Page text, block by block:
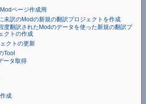
ページ作成用
未訳のModの新規の翻訳プロジェクトを作成
度翻訳されたModのデータを使った新規の翻訳プ
クトの作成
クトの更新
Tool
ータ取得
成